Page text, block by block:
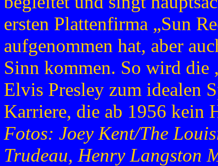
ersten Plattenfirma „Sun
aufgenommen hat, aber
Sinn kommen. So wird die
Elvis Presley zum idealen
Karriere, die ab 1956 kein
Fotos: Joey Kent/The
Trudeau, Henry Langston